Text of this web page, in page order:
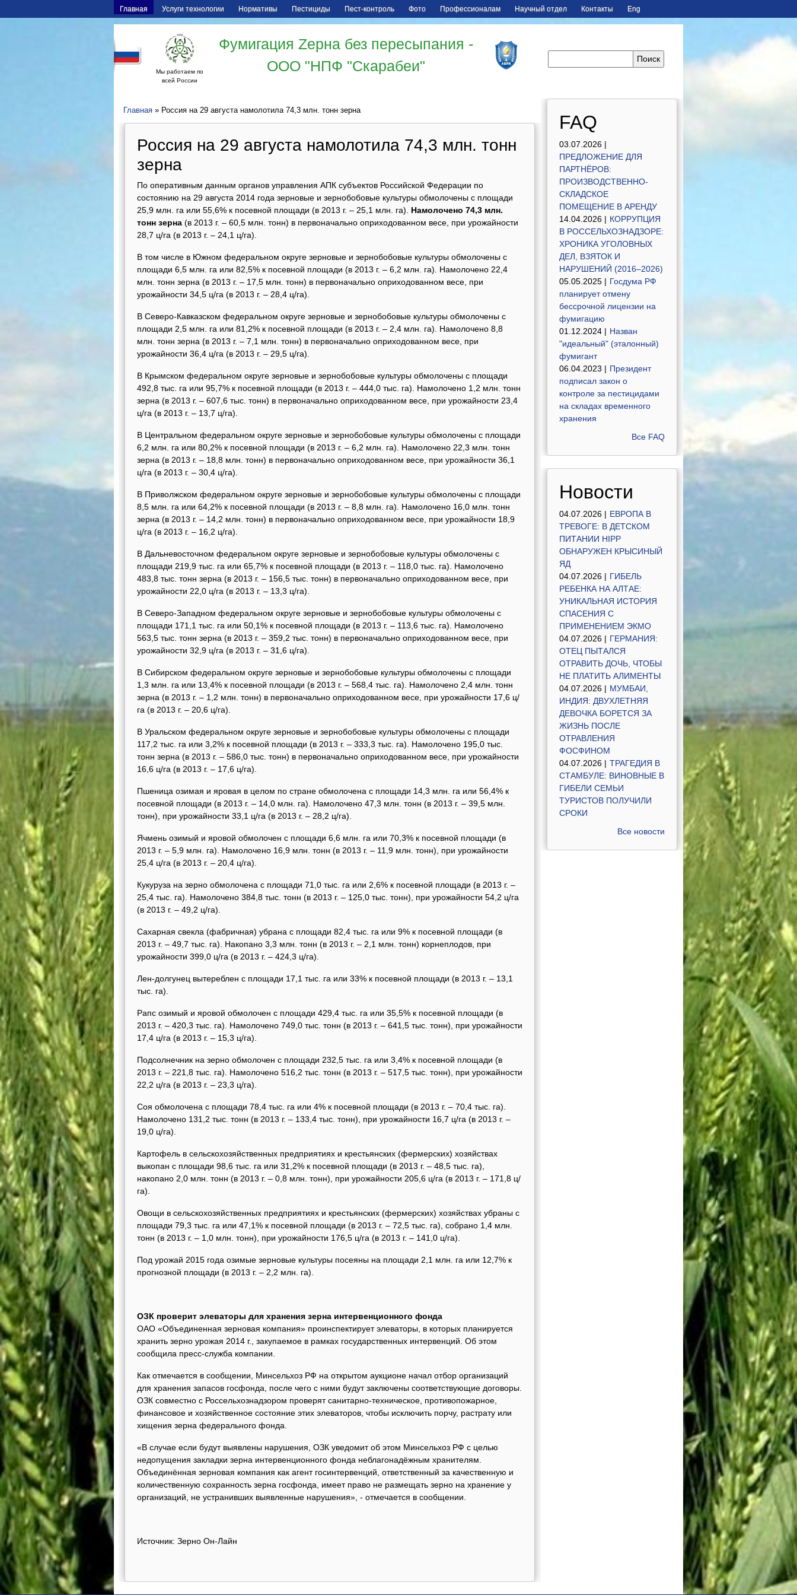
Главная Услуги технологии Нормативы Пестициды Пест-контроль Фото Профессионалам Научный отдел Контакты Eng
Мы работаем по
всей России
Фумигация Zерна без пересыпания -
ООО "НПФ "Скарабеи"
Главная » Россия на 29 августа намолотила 74,3 млн. тонн зерна
Россия на 29 августа намолотила 74,3 млн. тонн
зерна
По оперативным данным органов управления АПК субъектов Российской Федерации по
состоянию на 29 августа 2014 года зерновые и зернобобовые культуры обмолочены с площади
25,9 млн. га или 55,6% к посевной площади (в 2013 г. – 25,1 млн. га). Намолочено 74,3 млн.
тонн зерна (в 2013 г. – 60,5 млн. тонн) в первоначально оприходованном весе, при урожайности
28,7 ц/га (в 2013 г. – 24,1 ц/га).
В том числе в Южном федеральном округе зерновые и зернобобовые культуры обмолочены с
площади 6,5 млн. га или 82,5% к посевной площади (в 2013 г. – 6,2 млн. га). Намолочено 22,4
млн. тонн зерна (в 2013 г. – 17,5 млн. тонн) в первоначально оприходованном весе, при
урожайности 34,5 ц/га (в 2013 г. – 28,4 ц/га).
В Северо-Кавказском федеральном округе зерновые и зернобобовые культуры обмолочены с
площади 2,5 млн. га или 81,2% к посевной площади (в 2013 г. – 2,4 млн. га). Намолочено 8,8
млн. тонн зерна (в 2013 г. – 7,1 млн. тонн) в первоначально оприходованном весе, при
урожайности 36,4 ц/га (в 2013 г. – 29,5 ц/га).
В Крымском федеральном округе зерновые и зернобобовые культуры обмолочены с площади
492,8 тыс. га или 95,7% к посевной площади (в 2013 г. – 444,0 тыс. га). Намолочено 1,2 млн. тонн
зерна (в 2013 г. – 607,6 тыс. тонн) в первоначально оприходованном весе, при урожайности 23,4
ц/га (в 2013 г. – 13,7 ц/га).
В Центральном федеральном округе зерновые и зернобобовые культуры обмолочены с площади
6,2 млн. га или 80,2% к посевной площади (в 2013 г. – 6,2 млн. га). Намолочено 22,3 млн. тонн
зерна (в 2013 г. – 18,8 млн. тонн) в первоначально оприходованном весе, при урожайности 36,1
ц/га (в 2013 г. – 30,4 ц/га).
В Приволжском федеральном округе зерновые и зернобобовые культуры обмолочены с площади
8,5 млн. га или 64,2% к посевной площади (в 2013 г. – 8,8 млн. га). Намолочено 16,0 млн. тонн
зерна (в 2013 г. – 14,2 млн. тонн) в первоначально оприходованном весе, при урожайности 18,9
ц/га (в 2013 г. – 16,2 ц/га).
В Дальневосточном федеральном округе зерновые и зернобобовые культуры обмолочены с
площади 219,9 тыс. га или 65,7% к посевной площади (в 2013 г. – 118,0 тыс. га). Намолочено
483,8 тыс. тонн зерна (в 2013 г. – 156,5 тыс. тонн) в первоначально оприходованном весе, при
урожайности 22,0 ц/га (в 2013 г. – 13,3 ц/га).
В Северо-Западном федеральном округе зерновые и зернобобовые культуры обмолочены с
площади 171,1 тыс. га или 50,1% к посевной площади (в 2013 г. – 113,6 тыс. га). Намолочено
563,5 тыс. тонн зерна (в 2013 г. – 359,2 тыс. тонн) в первоначально оприходованном весе, при
урожайности 32,9 ц/га (в 2013 г. – 31,6 ц/га).
В Сибирском федеральном округе зерновые и зернобобовые культуры обмолочены с площади
1,3 млн. га или 13,4% к посевной площади (в 2013 г. – 568,4 тыс. га). Намолочено 2,4 млн. тонн
зерна (в 2013 г. – 1,2 млн. тонн) в первоначально оприходованном весе, при урожайности 17,6 ц/
га (в 2013 г. – 20,6 ц/га).
В Уральском федеральном округе зерновые и зернобобовые культуры обмолочены с площади
117,2 тыс. га или 3,2% к посевной площади (в 2013 г. – 333,3 тыс. га). Намолочено 195,0 тыс.
тонн зерна (в 2013 г. – 586,0 тыс. тонн) в первоначально оприходованном весе, при урожайности
16,6 ц/га (в 2013 г. – 17,6 ц/га).
Пшеница озимая и яровая в целом по стране обмолочена с площади 14,3 млн. га или 56,4% к
посевной площади (в 2013 г. – 14,0 млн. га). Намолочено 47,3 млн. тонн (в 2013 г. – 39,5 млн.
тонн), при урожайности 33,1 ц/га (в 2013 г. – 28,2 ц/га).
Ячмень озимый и яровой обмолочен с площади 6,6 млн. га или 70,3% к посевной площади (в
2013 г. – 5,9 млн. га). Намолочено 16,9 млн. тонн (в 2013 г. – 11,9 млн. тонн), при урожайности
25,4 ц/га (в 2013 г. – 20,4 ц/га).
Кукуруза на зерно обмолочена с площади 71,0 тыс. га или 2,6% к посевной площади (в 2013 г. –
25,4 тыс. га). Намолочено 384,8 тыс. тонн (в 2013 г. – 125,0 тыс. тонн), при урожайности 54,2 ц/га
(в 2013 г. – 49,2 ц/га).
Сахарная свекла (фабричная) убрана с площади 82,4 тыс. га или 9% к посевной площади (в
2013 г. – 49,7 тыс. га). Накопано 3,3 млн. тонн (в 2013 г. – 2,1 млн. тонн) корнеплодов, при
урожайности 399,0 ц/га (в 2013 г. – 424,3 ц/га).
Лен-долгунец вытереблен с площади 17,1 тыс. га или 33% к посевной площади (в 2013 г. – 13,1
тыс. га).
Рапс озимый и яровой обмолочен с площади 429,4 тыс. га или 35,5% к посевной площади (в
2013 г. – 420,3 тыс. га). Намолочено 749,0 тыс. тонн (в 2013 г. – 641,5 тыс. тонн), при урожайности
17,4 ц/га (в 2013 г. – 15,3 ц/га).
Подсолнечник на зерно обмолочен с площади 232,5 тыс. га или 3,4% к посевной площади (в
2013 г. – 221,8 тыс. га). Намолочено 516,2 тыс. тонн (в 2013 г. – 517,5 тыс. тонн), при урожайности
22,2 ц/га (в 2013 г. – 23,3 ц/га).
Соя обмолочена с площади 78,4 тыс. га или 4% к посевной площади (в 2013 г. – 70,4 тыс. га).
Намолочено 131,2 тыс. тонн (в 2013 г. – 133,4 тыс. тонн), при урожайности 16,7 ц/га (в 2013 г. –
19,0 ц/га).
Картофель в сельскохозяйственных предприятиях и крестьянских (фермерских) хозяйствах
выкопан с площади 98,6 тыс. га или 31,2% к посевной площади (в 2013 г. – 48,5 тыс. га),
накопано 2,0 млн. тонн (в 2013 г. – 0,8 млн. тонн), при урожайности 205,6 ц/га (в 2013 г. – 171,8 ц/
га).
Овощи в сельскохозяйственных предприятиях и крестьянских (фермерских) хозяйствах убраны с
площади 79,3 тыс. га или 47,1% к посевной площади (в 2013 г. – 72,5 тыс. га), собрано 1,4 млн.
тонн (в 2013 г. – 1,0 млн. тонн), при урожайности 176,5 ц/га (в 2013 г. – 141,0 ц/га).
Под урожай 2015 года озимые зерновые культуры посеяны на площади 2,1 млн. га или 12,7% к
прогнозной площади (в 2013 г. – 2,2 млн. га).
ОЗК проверит элеваторы для хранения зерна интервенционного фонда
ОАО «Объединенная зерновая компания» проинспектирует элеваторы, в которых планируется
хранить зерно урожая 2014 г., закупаемое в рамках государственных интервенций. Об этом
сообщила пресс-служба компании.
Как отмечается в сообщении, Минсельхоз РФ на открытом аукционе начал отбор организаций
для хранения запасов госфонда, после чего с ними будут заключены соответствующие договоры.
ОЗК совместно с Россельхознадзором проверят санитарно-техническое, противопожарное,
финансовое и хозяйственное состояние этих элеваторов, чтобы исключить порчу, растрату или
хищения зерна федерального фонда.
«В случае если будут выявлены нарушения, ОЗК уведомит об этом Минсельхоз РФ с целью
недопущения закладки зерна интервенционного фонда неблагонадёжным хранителям.
Объединённая зерновая компания как агент госинтервенций, ответственный за качественную и
количественную сохранность зерна госфонда, имеет право не размещать зерно на хранение у
организаций, не устранивших выявленные нарушения», - отмечается в сообщении.
Источник: Зерно Он-Лайн
FAQ
03.07.2026 |
ПРЕДЛОЖЕНИЕ ДЛЯ
ПАРТНЁРОВ:
ПРОИЗВОДСТВЕННО-
СКЛАДСКОЕ
ПОМЕЩЕНИЕ В АРЕНДУ
14.04.2026 | КОРРУПЦИЯ
В РОССЕЛЬХОЗНАДЗОРЕ:
ХРОНИКА УГОЛОВНЫХ
ДЕЛ, ВЗЯТОК И
НАРУШЕНИЙ (2016–2026)
05.05.2025 | Госдума РФ
планирует отмену
бессрочной лицензии на
фумигацию
01.12.2024 | Назван
"идеальный" (эталонный)
фумигант
06.04.2023 | Президент
подписал закон о
контроле за пестицидами
на складах временного
хранения
Все FAQ
Новости
04.07.2026 | ЕВРОПА В
ТРЕВОГЕ: В ДЕТСКОМ
ПИТАНИИ HIPP
ОБНАРУЖЕН КРЫСИНЫЙ
ЯД
04.07.2026 | ГИБЕЛЬ
РЕБЕНКА НА АЛТАЕ:
УНИКАЛЬНАЯ ИСТОРИЯ
СПАСЕНИЯ С
ПРИМЕНЕНИЕМ ЭКМО
04.07.2026 | ГЕРМАНИЯ:
ОТЕЦ ПЫТАЛСЯ
ОТРАВИТЬ ДОЧЬ, ЧТОБЫ
НЕ ПЛАТИТЬ АЛИМЕНТЫ
04.07.2026 | МУМБАИ,
ИНДИЯ: ДВУХЛЕТНЯЯ
ДЕВОЧКА БОРЕТСЯ ЗА
ЖИЗНЬ ПОСЛЕ
ОТРАВЛЕНИЯ
ФОСФИНОМ
04.07.2026 | ТРАГЕДИЯ В
СТАМБУЛЕ: ВИНОВНЫЕ В
ГИБЕЛИ СЕМЬИ
ТУРИСТОВ ПОЛУЧИЛИ
СРОКИ
Все новости